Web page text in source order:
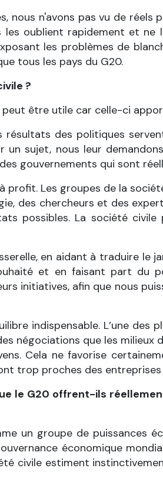
nous n'avons pas vu de
les oublient rapidement et
les problèmes de
tous les pays du G20.
?
être utile car celle-ci
résultats des politiques
un sujet, nous leur
gouvernements qui sont
Les groupes de la
des chercheurs et des
possibles. La société
en aidant à traduire le
et en faisant part du
initiatives, afin que nous
indispensable. L’une des
négociations que les milieux
Cela ne favorise
trop proches des
le G20 offrent-ils
un groupe de puissances
économique
civile estiment